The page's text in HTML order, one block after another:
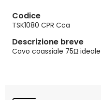
Codice
TSK1080 CPR Cca
Descrizione breve
Cavo coassiale 75Ω